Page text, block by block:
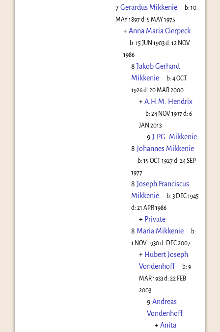
7Gerardus Mikkenie b:10
MAY 1897d: 5 MAY 1975
+Anna Maria Cierpeck
b:15 JUN 1903d:12 NOV
1986
8 Jakob Gerhard
Mikkenie
b:4 OCT
1926d: 20 MAR 2000
+A.H.M. Hendrix
b:24 NOV 1937d:6
JAN 2013
9 J.P.G. Mikkenie
8 Johannes Mikkenie
b:15 OCT 1927d:24 SEP
1977
8 Joseph Franciscus
Mikkenie
b:3 DEC 1945
d: 21 APR 1986
+ Private
8 Maria Mikkenie
b:
1 NOV 1930d: DEC 2007
+ Hubert Joseph
Vondenhoff
b:9
MAR 1933d: 22 FEB
2003
9 Andreas
Vondenhoff
+Anita